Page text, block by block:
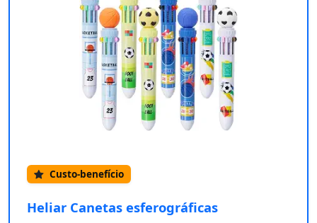
Custo-benefício
Heliar Canetas esferográficas